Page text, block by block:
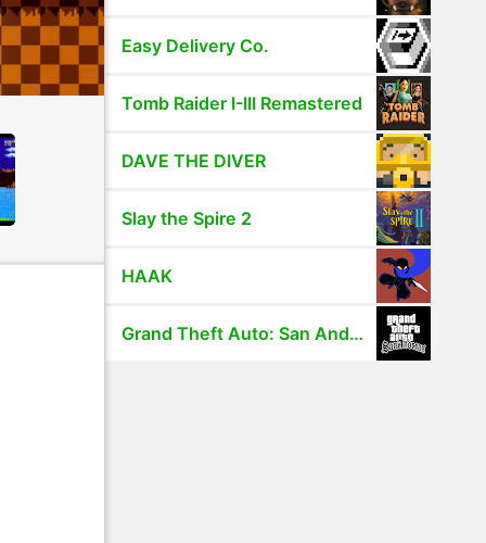
Easy Delivery Co.
Tomb Raider I-III Remastered
DAVE THE DIVER
Slay the Spire 2
HAAK
Grand Theft Auto: San Andreas